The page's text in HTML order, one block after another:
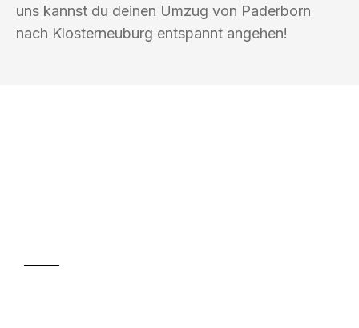
uns kannst du deinen Umzug von Paderborn
nach Klosterneuburg entspannt angehen!